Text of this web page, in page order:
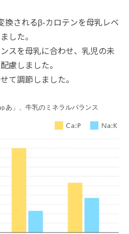
換されるβ-カロテンを母乳レベ
した。
スを母乳に合わせ、乳児の未
慮しました。
て調節しました。
あ」、牛乳のミネラルバランス